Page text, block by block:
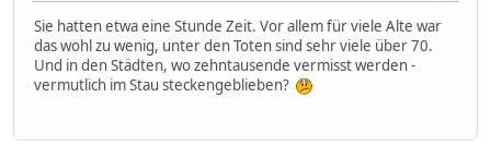
Sie hatten etwa eine Stunde Zeit. Vor allem für viele Alte war
das wohl zu wenig, unter den Toten sind sehr viele über 70.
Und in den Städten, wo zehntausende vermisst werden -
vermutlich im Stau steckengeblieben?